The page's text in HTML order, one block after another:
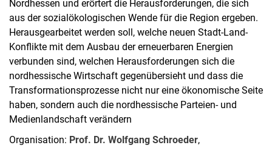
Nordhessen und erörtert die Herausforderungen, die sich
aus der sozialökologischen Wende für die Region ergeben.
Herausgearbeitet werden soll, welche neuen Stadt-Land-
Konflikte mit dem Ausbau der erneuerbaren Energien
verbunden sind, welchen Herausforderungen sich die
nordhessische Wirtschaft gegenübersieht und dass die
Transformationsprozesse nicht nur eine ökonomische Seite
haben, sondern auch die nordhessische Parteien- und
Medienlandschaft verändern
Organisation: Prof. Dr. Wolfgang Schroeder,